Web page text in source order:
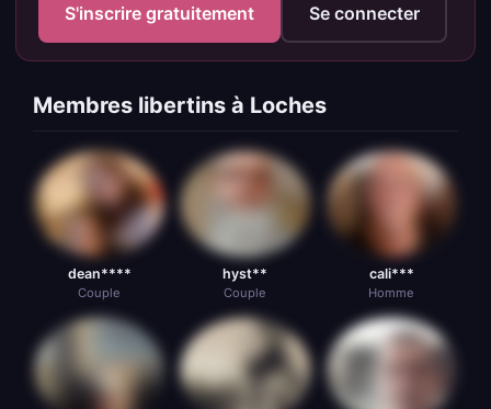
S'inscrire gratuitement Se connecter
Membres libertins à Loches
dean****
Couple
hyst**
Couple
cali***
Homme